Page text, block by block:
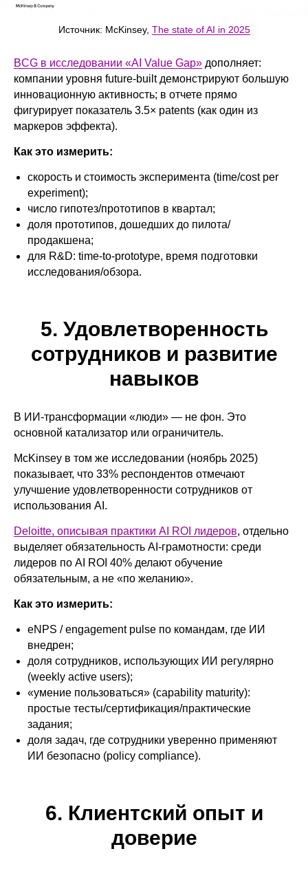
Источник: McKinsey, The state of AI in 2025
BCG в исследовании «AI Value Gap» дополняет:
компании уровня future-built демонстрируют большую
инновационную активность; в отчете прямо
фигурирует показатель 3.5× patents (как один из
маркеров эффекта).
Как это измерить:
скорость и стоимость эксперимента (time/cost per
experiment);
число гипотез/прототипов в квартал;
доля прототипов, дошедших до пилота/
продакшена;
для R&D: time-to-prototype, время подготовки
исследования/обзора.
5. Удовлетворенность
сотрудников и развитие
навыков
В ИИ-трансформации «люди» — не фон. Это
основной катализатор или ограничитель.
McKinsey в том же исследовании (ноябрь 2025)
показывает, что 33% респондентов отмечают
улучшение удовлетворенности сотрудников от
использования AI.
Deloitte, описывая практики AI ROI лидеров, отдельно
выделяет обязательность AI-грамотности: среди
лидеров по AI ROI 40% делают обучение
обязательным, а не «по желанию».
Как это измерить:
eNPS / engagement pulse по командам, где ИИ
внедрен;
доля сотрудников, использующих ИИ регулярно
(weekly active users);
«умение пользоваться» (capability maturity):
простые тесты/сертификация/практические
задания;
доля задач, где сотрудники уверенно применяют
ИИ безопасно (policy compliance).
6. Клиентский опыт и
доверие